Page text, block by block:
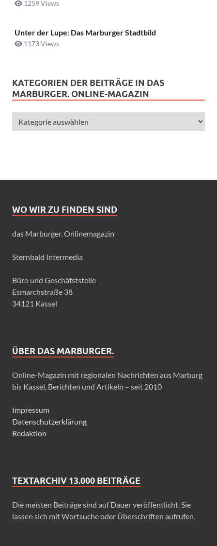
1259 Views
Unter der Lupe: Das Marburger Stadtbild
1173 Views
KATEGORIEN DER BEITRÄGE IN DAS
MARBURGER. ONLINE-MAGAZIN
WO WIR ZU FINDEN SIND
das Marburger. Onlinemagazin
Sternbald Intermedia
Büro und Geschäfststelle
Esmarchstraße 38
34121 Kassel
ÜBER DAS MARBURGER.
Online-Magazin mit regionalen Nachrichten aus Marburg
bis Kassel, Berichten und Artikeln – seit 2010
Impressum
Datenschutzerklärung
Redaktion
TEXTARCHIV 13.000 BEITRÄGE
Die meisten Beiträge sind auf Dauer veröffentlicht. Sie
lassen sich mit Wortsuche oder Überschriften aufrufen.